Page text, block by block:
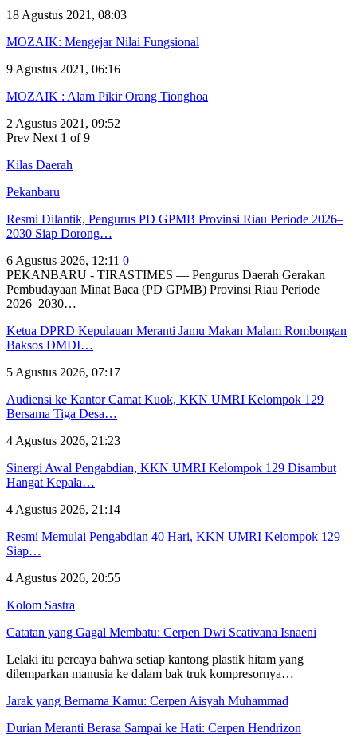
18 Agustus 2021, 08:03
MOZAIK: Mengejar Nilai Fungsional
9 Agustus 2021, 06:16
MOZAIK : Alam Pikir Orang Tionghoa
2 Agustus 2021, 09:52
Prev Next 1 of 9
Kilas Daerah
Pekanbaru
Resmi Dilantik, Pengurus PD GPMB Provinsi Riau Periode 2026–
2030 Siap Dorong…
6 Agustus 2026, 12:11 0
PEKANBARU - TIRASTIMES — Pengurus Daerah Gerakan
Pembudayaan Minat Baca (PD GPMB) Provinsi Riau Periode
2026–2030…
Ketua DPRD Kepulauan Meranti Jamu Makan Malam Rombongan
Baksos DMDI…
5 Agustus 2026, 07:17
Audiensi ke Kantor Camat Kuok, KKN UMRI Kelompok 129
Bersama Tiga Desa…
4 Agustus 2026, 21:23
Sinergi Awal Pengabdian, KKN UMRI Kelompok 129 Disambut
Hangat Kepala…
4 Agustus 2026, 21:14
Resmi Memulai Pengabdian 40 Hari, KKN UMRI Kelompok 129
Siap…
4 Agustus 2026, 20:55
Kolom Sastra
Catatan yang Gagal Membatu: Cerpen Dwi Scativana Isnaeni
Lelaki itu percaya bahwa setiap kantong plastik hitam yang
dilemparkan manusia ke dalam bak truk kompresornya…
Jarak yang Bernama Kamu: Cerpen Aisyah Muhammad
Durian Meranti Berasa Sampai ke Hati: Cerpen Hendrizon